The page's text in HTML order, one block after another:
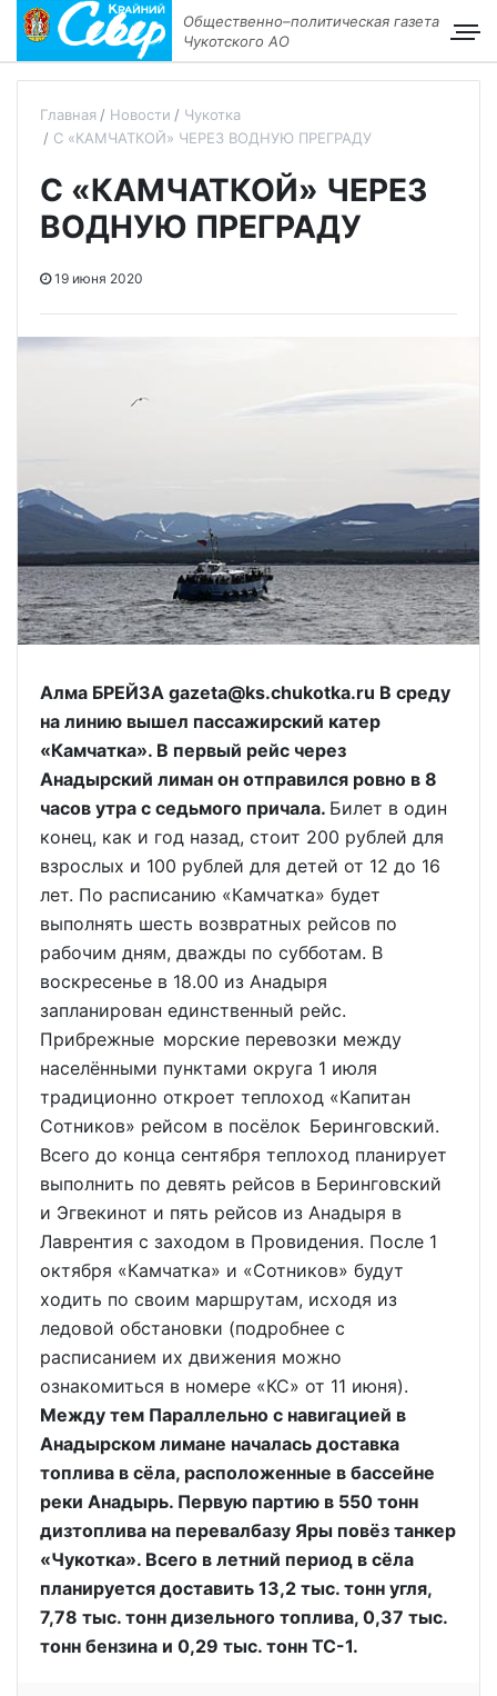
Общественно–политическая газета
Чукотского АО
Главная Новости
Чукотка
С «КАМЧАТКОЙ» ЧЕРЕЗ ВОДНУЮ ПРЕГРАДУ
С «КАМЧАТКОЙ» ЧЕРЕЗ
ВОДНУЮ ПРЕГРАДУ
19 июня 2020
Алма БРЕЙЗА gazeta@ks.chukotka.ru В среду
на линию вышел пассажирский катер
«Камчатка». В первый рейс через
Анадырский лиман он отправился ровно в 8
часов утра с седьмого причала. Билет в один
конец, как и год назад, стоит 200 рублей для
взрослых и 100 рублей для детей от 12 до 16
лет. По расписанию «Камчатка» будет
выполнять шесть возвратных рейсов по
рабочим дням, дважды по субботам. В
воскресенье в 18.00 из Анадыря
запланирован единственный рейс.
Прибрежные морские перевозки между
населёнными пунктами округа 1 июля
традиционно откроет теплоход «Капитан
Сотников» рейсом в посёлок Беринговский.
Всего до конца сентября теплоход планирует
выполнить по девять рейсов в Беринговский
и Эгвекинот и пять рейсов из Анадыря в
Лаврентия с заходом в Провидения. После 1
октября «Камчатка» и «Сотников» будут
ходить по своим маршрутам, исходя из
ледовой обстановки (подробнее с
расписанием их движения можно
ознакомиться в номере «КС» от 11 июня).
Между тем Параллельно с навигацией в
Анадырском лимане началась доставка
топлива в сёла, расположенные в бассейне
реки Анадырь. Первую партию в 550 тонн
дизтоплива на перевалбазу Яры повёз танкер
«Чукотка». Всего в летний период в сёла
планируется доставить 13,2 тыс. тонн угля,
7,78 тыс. тонн дизельного топлива, 0,37 тыс.
тонн бензина и 0,29 тыс. тонн ТС-1.